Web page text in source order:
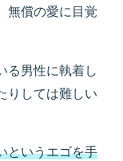
無償の愛に目覚
る男性に執着し
りしては難しい
というエゴを手